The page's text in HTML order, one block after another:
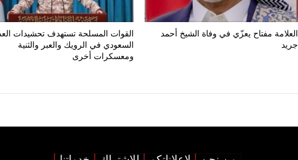
العلامة مفتاح يعزّي في وفاة الشيخ أحمد
جريد
القوات المسلحة تستهدف تحشيدات
السعودي في الرويك والعبر والثنية
ومعسكرات أخرى